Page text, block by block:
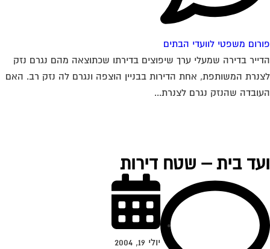
משפטי לוועדי הבתים
בדירה שמעלי ערך שיפוצים בדירתו שכתוצאה מהם נגרם נזק
המשותפת, אחת הדירות בבניין הוצפה ונגרם לה נזק רב. האם
שהנזק נגרם לצנרת...
בית – שטח דירות
יולי 19, 2004